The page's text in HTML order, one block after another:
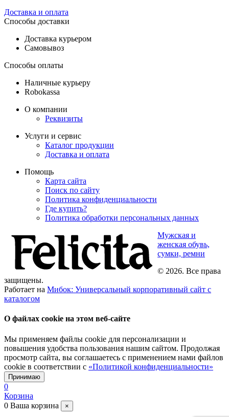
Доставка и оплата
Способы доставки
Доставка курьером
Самовывоз
Способы оплаты
Наличные курьеру
Robokassa
О компании
Реквизиты
Услуги и сервис
Каталог продукции
Доставка и оплата
Помощь
Карта сайта
Поиск по сайту
Политика конфиденциальности
Где купить?
Политика обработки персональных данных
Мужская и
женская обувь,
сумки, ремни
© 2026. Все права
защищены.
Работает на Мибок: Универсальный корпоративный сайт с
каталогом
О файлах cookie на этом веб-сайте
Мы применяем файлы cookie для персонализации и
повышения удобства пользования нашим сайтом. Продолжая
просмотр сайта, вы соглашаетесь с применением нами файлов
cookie в соответствии с «Политикой конфиденциальности»
Принимаю
0
Корзина
0 Ваша корзина ×